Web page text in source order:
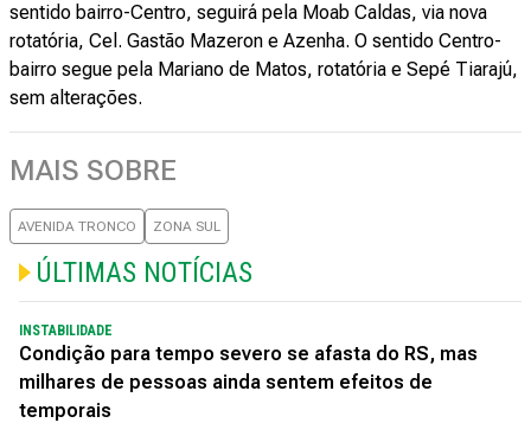
sentido bairro-Centro, seguirá pela Moab Caldas, via nova
rotatória, Cel. Gastão Mazeron e Azenha. O sentido Centro-
bairro segue pela Mariano de Matos, rotatória e Sepé Tiarajú,
sem alterações.
MAIS SOBRE
AVENIDA TRONCO ZONA SUL
ÚLTIMAS NOTÍCIAS
INSTABILIDADE
Condição para tempo severo se afasta do RS, mas
milhares de pessoas ainda sentem efeitos de
temporais